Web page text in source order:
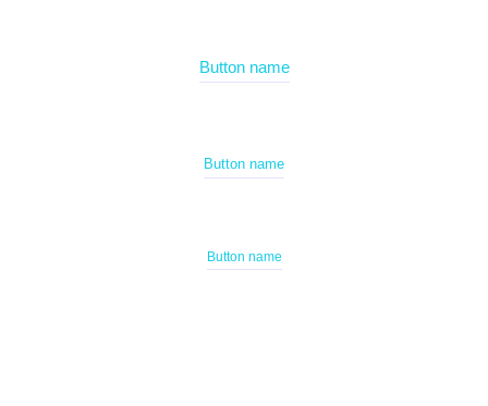
Button name
Button name
Button name